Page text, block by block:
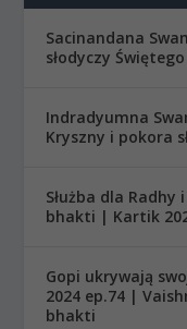
Sacinandana
słodyczy
Indradyumna
Kryszny i pokora
Służba dla
bhakti | Kartik
Gopi ukrywają
2024 ep.74 |
bhakti